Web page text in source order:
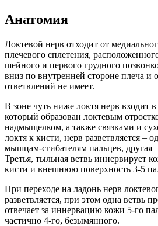
Анатомия
Локтевой нерв отходит от
плечевого сплетения,
шейного и первого грудного
вниз по внутренней стороне плеча и
ответвлений не имеет.
В зоне чуть ниже локтя нерв входит
который образован локтевым
надмыщелком, а также связками и
локтя к кисти, нерв разветвляется –
мышцам-сгибателям пальцев, другая
Третья, тыльная ветвь иннервирует
кисти и внешнюю поверхность 3-5
При переходе на ладонь нерв
разветвляется, при этом одна ветвь
отвечает за иннервацию кожи 5-го
частично 4-го, безымянного.